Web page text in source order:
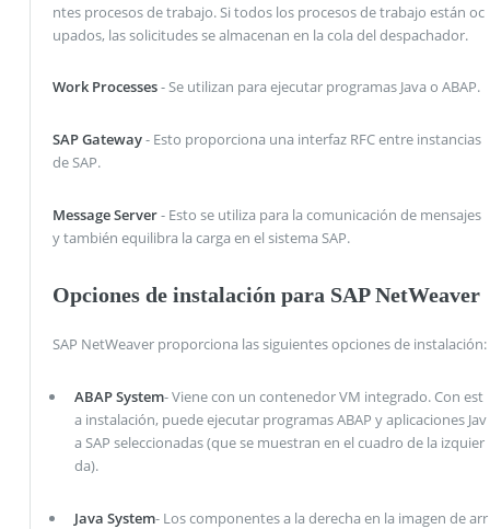
ntes procesos de trabajo. Si todos los procesos de trabajo están oc
upados, las solicitudes se almacenan en la cola del despachador.
Work Processes- Se utilizan para ejecutar programas Java o ABAP.
SAP Gateway- Esto proporciona una interfaz RFC entre instancias
de SAP.
Message Server- Esto se utiliza para la comunicación de mensajes
y también equilibra la carga en el sistema SAP.
Opciones de instalación para SAP NetWeaver
SAP NetWeaver proporciona las siguientes opciones de instalación:
ABAP System- Viene con un contenedor VM integrado. Con est
a instalación, puede ejecutar programas ABAP y aplicaciones Jav
a SAP seleccionadas (que se muestran en el cuadro de la izquier
da).
Java System- Los componentes a la derecha en la imagen de arr